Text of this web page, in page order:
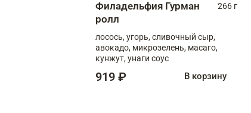
Филадельфия Гурман
ролл
266 г
лосось, угорь, сливочный сыр,
авокадо, микрозелень, масаго,
кунжут, унаги соус
919 ₽ В корзину